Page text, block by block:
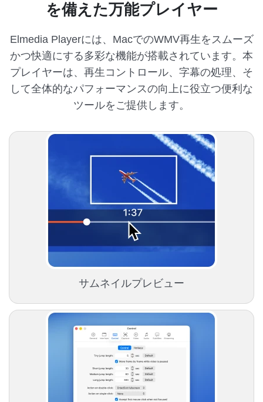
を備えた万能プレイヤー
Elmedia Playerには、MacでのWMV再生をスムーズ
かつ快適にする多彩な機能が搭載されています。本
プレイヤーは、再生コントロール、字幕の処理、そ
して全体的なパフォーマンスの向上に役立つ便利な
ツールをご提供します。
サムネイルプレビュー